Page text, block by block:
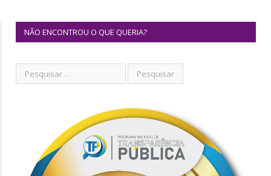
NÃO ENCONTROU O QUE QUERIA?